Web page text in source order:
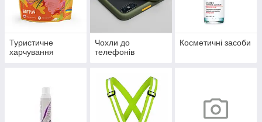
Туристичне
харчування
Чохли до
телефонів
Косметичні засоби